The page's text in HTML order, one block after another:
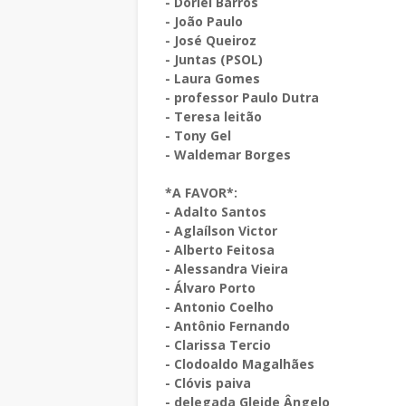
- João Paulo
- José Queiroz
- Juntas (PSOL)
- Laura Gomes
- professor Paulo Dutra
- Teresa leitão
- Tony Gel
- Waldemar Borges
*A FAVOR*:
- Adalto Santos
- Aglaílson Victor
- Alberto Feitosa
- Alessandra Vieira
- Álvaro Porto
- Antonio Coelho
- Antônio Fernando
- Clarissa Tercio
- Clodoaldo Magalhães
- Clóvis paiva
- delegada Gleide Ângelo